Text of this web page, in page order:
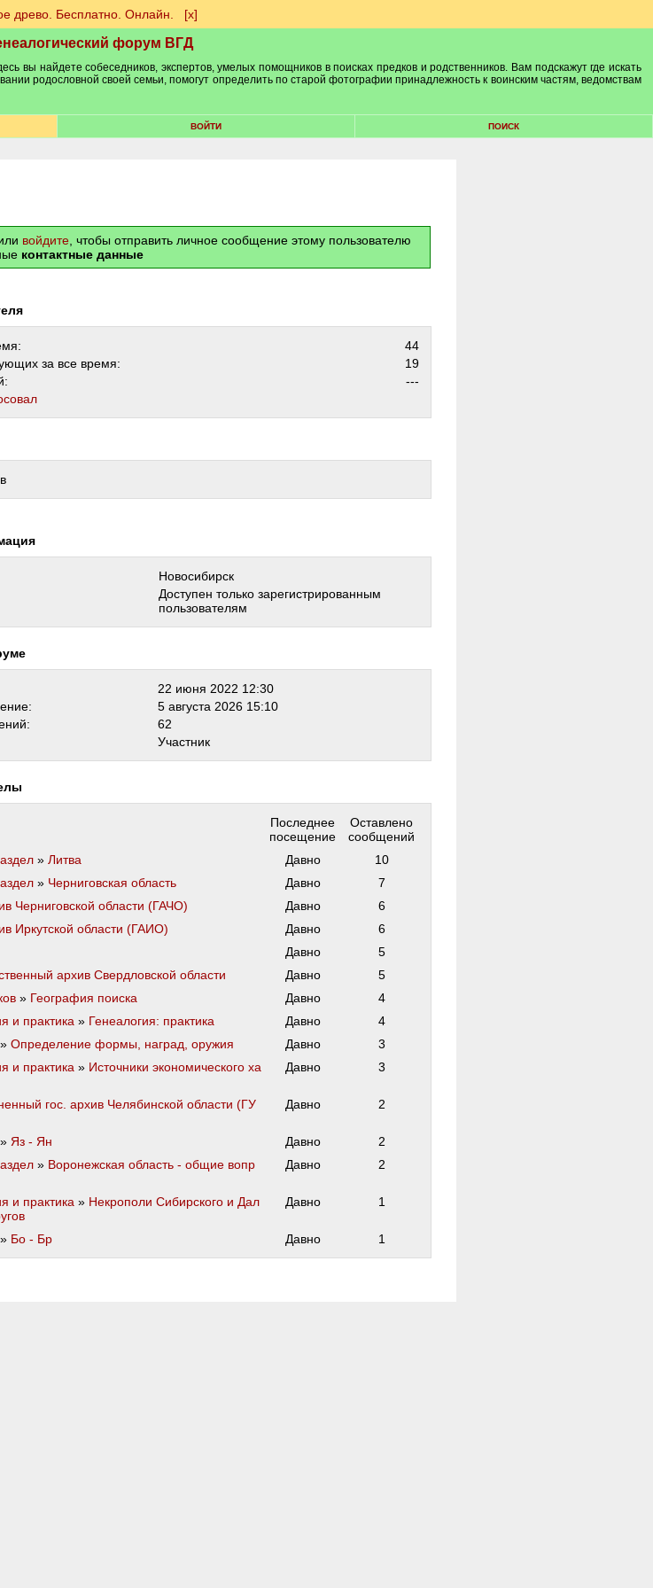
древо. Бесплатно. Онлайн. [х]
форум ВГД
вы найдете собеседников, экспертов, умелых помощников в поисках предков и родственников. Вам подскажут где искать
родословной своей семьи, помогут определить по старой фотографии принадлежность к воинским частям, ведомствам
ВОЙТИ ПОИСК
войдите , чтобы отправить личное сообщение этому пользователю
контактные данные
44
за все время:
19
---
Новосибирск
Доступен только зарегистрированным
пользователям
22 июня 2022 12:30
5 августа 2026 15:10
62
Участник
Последнее
посещение
Оставлено
сообщений
» Литва Давно
10
» Черниговская область Давно
7
Черниговской области (ГАЧО) Давно
6
Иркутской области (ГАИО) Давно
6
Давно
5
архив Свердловской области Давно
5
» География поиска Давно
4
и практика » Генеалогия: практика Давно
4
» Определение формы, наград, оружия Давно
3
и практика » Источники экономического ха
Давно 3
гос. архив Челябинской области (ГУ
Давно 2
» Яз - Ян Давно
2
» Воронежская область - общие вопр
Давно 2
и практика » Некрополи Сибирского и Дал
Давно 1
» Бо - Бр Давно 1